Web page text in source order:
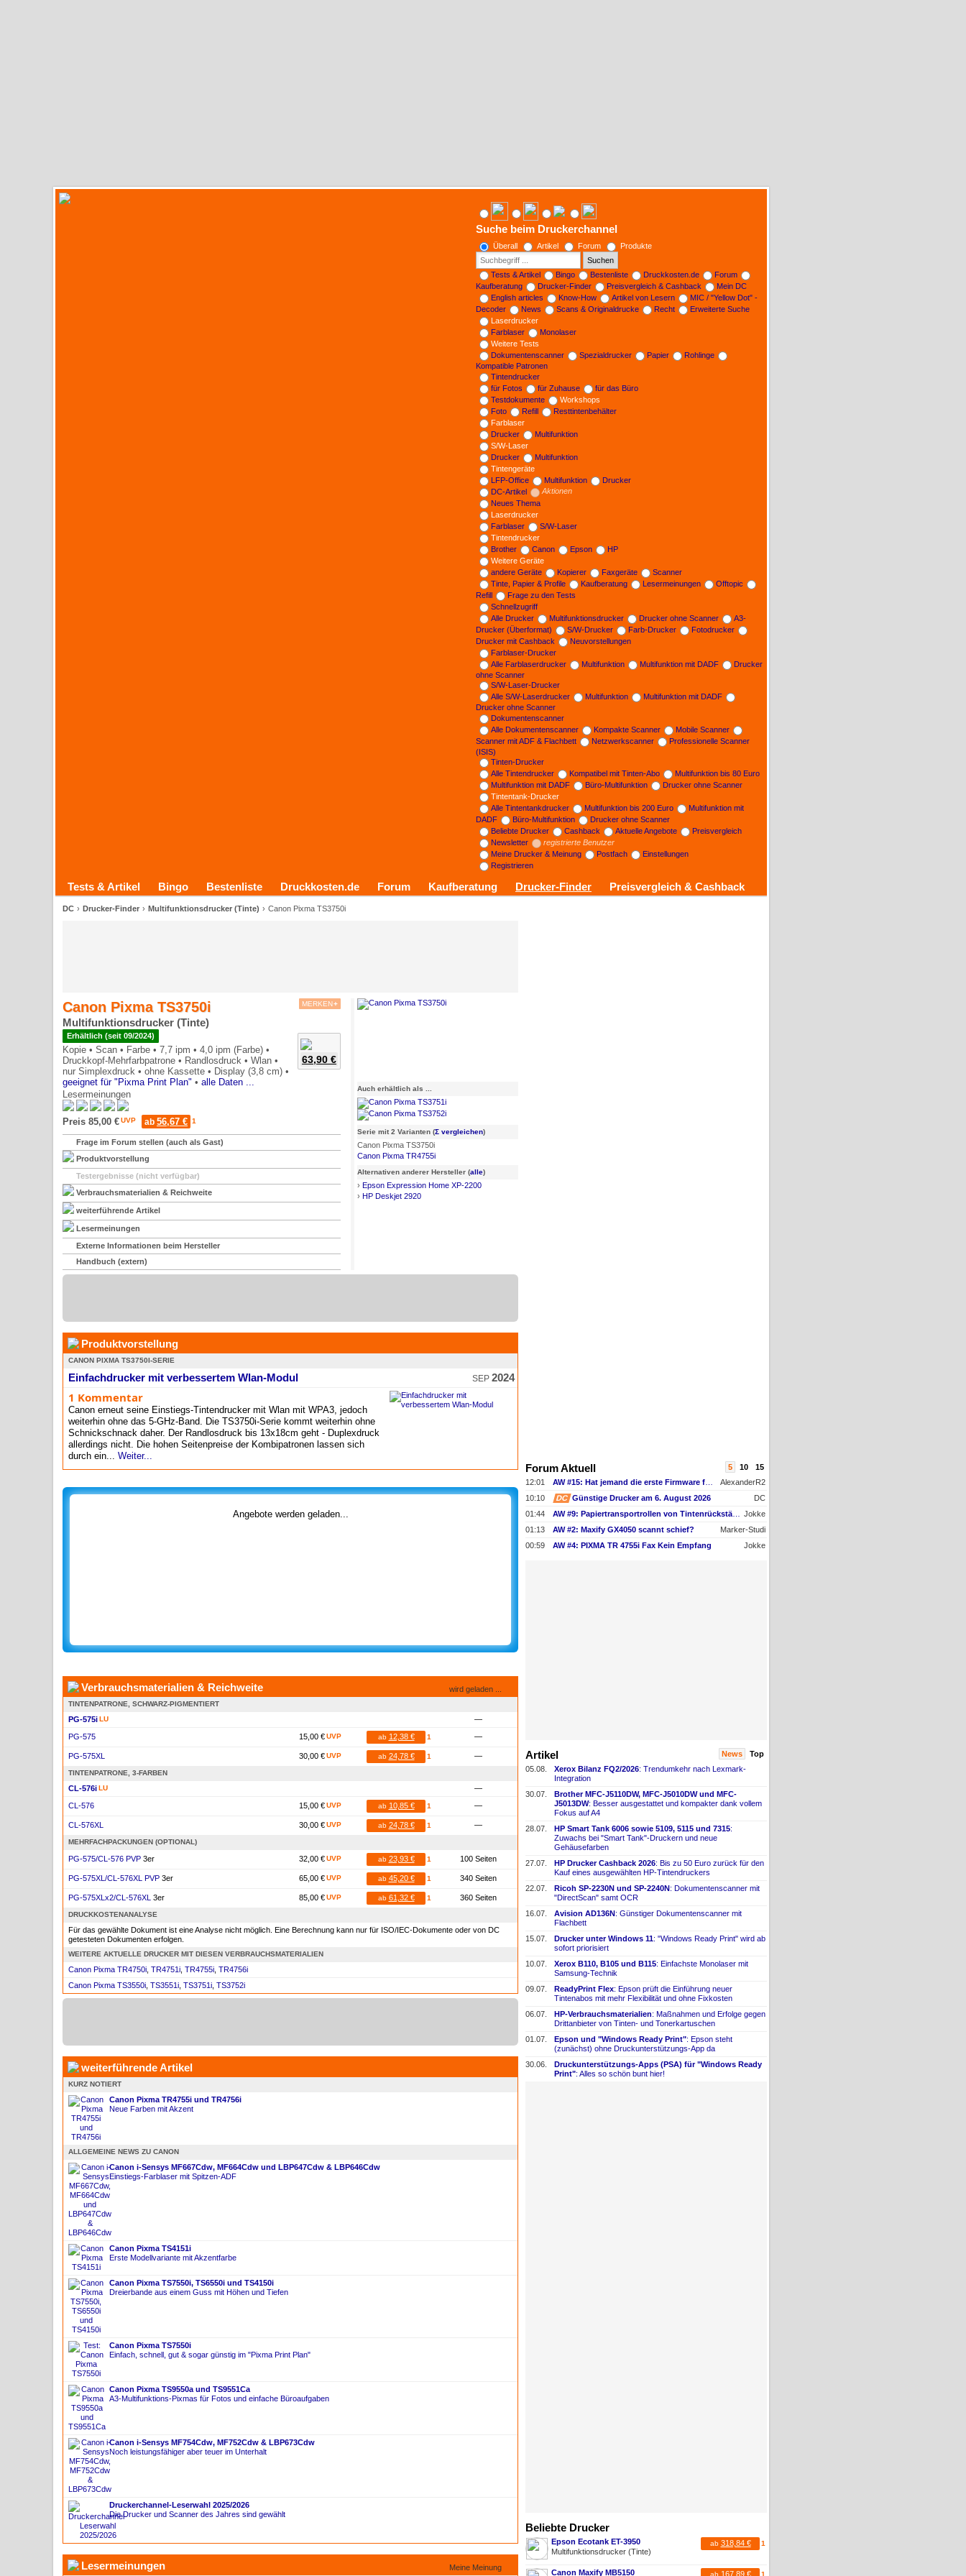
Suche beim Druckerchannel
Überall Artikel Forum
Produkte
Suchen
Tests & Artikel
Bingo Bestenliste Druckkosten.de
Forum
Kaufberatung
Drucker-Finder Preisvergleich & Cashback
Mein DC
English articles
Know-How Artikel von Lesern
MIC / "Yellow Dot" -
Decoder
News Scans & Originaldrucke Recht
Erweiterte Suche
Laserdrucker
Farblaser
Monolaser
Weitere Tests
Dokumentenscanner
Spezialdrucker Papier
Rohlinge
Kompatible Patronen
Tintendrucker
für Fotos
für Zuhause
für das Büro
Testdokumente
Workshops
Foto
Refill
Resttintenbehälter
Farblaser
Drucker
Multifunktion
S/W-Laser
Drucker
Multifunktion
Tintengeräte
LFP-Office
Multifunktion
Drucker
DC-Artikel
Aktionen
Neues Thema
Laserdrucker
Farblaser
S/W-Laser
Tintendrucker
Brother
Canon Epson
HP
Weitere Geräte
andere Geräte
Kopierer Faxgeräte
Scanner
Tinte, Papier & Profile
Kaufberatung Lesermeinungen
Offtopic
Refill
Frage zu den Tests
Schnellzugriff
Alle Drucker
Multifunktionsdrucker Drucker ohne Scanner
A3-
Drucker (Überformat)
S/W-Drucker Farb-Drucker
Fotodrucker
Drucker mit Cashback
Neuvorstellungen
Farblaser-Drucker
Alle Farblaserdrucker
Multifunktion Multifunktion mit DADF
Drucker
ohne Scanner
S/W-Laser-Drucker
Alle S/W-Laserdrucker
Multifunktion
Multifunktion mit DADF
Drucker ohne Scanner
Dokumentenscanner
Alle Dokumentenscanner
Kompakte Scanner
Mobile Scanner
Scanner mit ADF & Flachbett
Netzwerkscanner
Professionelle Scanner
(ISIS)
Tinten-Drucker
Alle Tintendrucker
Kompatibel mit Tinten-Abo
Multifunktion bis 80 Euro
Multifunktion mit DADF
Büro-Multifunktion
Drucker ohne Scanner
Tintentank-Drucker
Alle Tintentankdrucker
Multifunktion bis 200 Euro
Multifunktion mit
DADF
Büro-Multifunktion
Drucker ohne Scanner
Beliebte Drucker
Cashback Aktuelle Angebote
Preisvergleich
Newsletter
registrierte Benutzer
Meine Drucker & Meinung
Postfach
Einstellungen
Registrieren
Tests & Artikel Bingo Bestenliste Druckkosten.de Forum Kaufberatung Drucker-Finder Preisvergleich & Cashback
DC Drucker-Finder Multifunktionsdrucker (Tinte) Canon Pixma TS3750i
MERKEN+
Canon Pixma TS3750i
Multifunktionsdrucker (Tinte)
Erhältlich (seit 09/2024)
63,90 €
Kopie • Scan • Farbe • 7,7 ipm • 4,0 ipm (Farbe) •
Druckkopf-Mehrfarbpatrone • Randlosdruck • Wlan •
nur Simplexdruck • ohne Kassette • Display (3,8 cm) •
geeignet für "Pixma Print Plan" • alle Daten ...
Lesermeinungen
Preis 85,00 €UVP ab 56,67 € 1
Frage im Forum stellen (auch als Gast)
Produktvorstellung
Testergebnisse (nicht verfügbar)
Verbrauchsmaterialien & Reichweite
weiterführende Artikel
Lesermeinungen
Externe Informationen beim Hersteller
Handbuch (extern)
Auch erhältlich als ...
Serie mit 2 Varianten (Σ vergleichen)
Canon Pixma TS3750i
Canon Pixma TR4755i
Alternativen anderer Hersteller (alle)
› Epson Expression Home XP-2200
› HP Deskjet 2920
Produktvorstellung
CANON PIXMA TS3750I-SERIE
Einfachdrucker mit verbessertem Wlan-Modul SEP 2024
1 Kommentar
Canon erneut seine Einstiegs-Tintendrucker mit Wlan mit WPA3, jedoch
weiterhin ohne das 5-GHz-Band. Die TS3750i-Serie kommt weiterhin ohne
Schnickschnack daher. Der Randlosdruck bis 13x18cm geht - Duplexdruck
allerdings nicht. Die hohen Seitenpreise der Kombipatronen lassen sich
durch ein... Weiter...
Angebote werden geladen...
Verbrauchsmaterialien & Reichweite wird geladen ...
TINTENPATRONE, SCHWARZ-PIGMENTIERT
PG-575iLU
—
PG-575
15,00 € UVP ab 12,38 € 1 —
PG-575XL 30,00 € UVP ab 24,78 € 1 —
TINTENPATRONE, 3-FARBEN
CL-576iLU
—
CL-576
15,00 € UVP ab 10,85 € 1 —
CL-576XL 30,00 € UVP ab 24,78 € 1 —
MEHRFACHPACKUNGEN (OPTIONAL)
PG-575/CL-576 PVP 3er 32,00 € UVP ab 23,93 € 1 100 Seiten
PG-575XL/CL-576XL PVP 3er 65,00 € UVP ab 45,20 € 1 340 Seiten
PG-575XLx2/CL-576XL 3er 85,00 € UVP ab 61,32 € 1 360 Seiten
DRUCKKOSTENANALYSE
Für das gewählte Dokument ist eine Analyse nicht möglich. Eine Berechnung kann nur für ISO/IEC-Dokumente oder von DC
getesteten Dokumenten erfolgen.
WEITERE AKTUELLE DRUCKER MIT DIESEN VERBRAUCHSMATERIALIEN
Canon Pixma TR4750i TR4751i TR4755i TR4756i
Canon Pixma TS3550i TS3551i TS3751i TS3752i
weiterführende Artikel
KURZ NOTIERT
Canon Pixma TR4755i und TR4756i
Neue Farben mit Akzent
ALLGEMEINE NEWS ZU CANON
Canon i-Sensys MF667Cdw, MF664Cdw und LBP647Cdw & LBP646Cdw
Einstiegs-Farblaser mit Spitzen-ADF
Canon Pixma TS4151i
Erste Modellvariante mit Akzentfarbe
Canon Pixma TS7550i, TS6550i und TS4150i
Dreierbande aus einem Guss mit Höhen und Tiefen
Canon Pixma TS7550i
Einfach, schnell, gut & sogar günstig im "Pixma Print Plan"
Canon Pixma TS9550a und TS9551Ca
A3-Multifunktions-Pixmas für Fotos und einfache Büroaufgaben
Canon i-Sensys MF754Cdw, MF752Cdw & LBP673Cdw
Noch leistungsfähiger aber teuer im Unterhalt
Druckerchannel-Leserwahl 2025/2026
Die Drucker und Scanner des Jahres sind gewählt
Lesermeinungen Meine Meinung
Forum Aktuell 5 10
15
12:01
AW #15: Hat jemand die erste Firmware für ein Downgrade?
AlexanderR2
10:10
DC Günstige Drucker am 6. August 2026
DC
01:44
AW #9: Papiertransportrollen von Tintenrückständen befreien, aber womit? Jokke
01:13
AW #2: Maxify GX4050 scannt schief?
Marker-Studi
00:59
AW #4: PIXMA TR 4755i Fax Kein Empfang Jokke
Artikel News
Top
05.08.
Xerox Bilanz FQ2/2026: Trendumkehr nach Lexmark-
Integration
30.07.
Brother MFC-​J5110DW, MFC-​J5010DW und MFC-
J5013DW: Besser ausgestattet und kompakter dank vollem
Fokus auf A4
28.07.
HP Smart Tank 6006 sowie 5109, 5115 und 7315:
Zuwachs bei "Smart Tank"-​Druckern und neue
Gehäusefarben
27.07.
HP Drucker Cashback 2026: Bis zu 50 Euro zurück für den
Kauf eines ausgewählten HP-​Tintendruckers
22.07.
Ricoh SP-​2230N und SP-​2240N : Dokumentenscanner mit
"DirectScan" samt OCR
16.07.
Avision AD136N : Günstiger Dokumentenscanner mit
Flachbett
15.07.
Drucker unter Windows 11: "Windows Ready Print" wird ab
sofort priorisiert
10.07.
Xerox B110, B105 und B115: Einfachste Monolaser mit
Samsung-​Technik
09.07.
ReadyPrint Flex: Epson prüft die Einführung neuer
Tintenabos mit mehr Flexibilität und ohne Fixkosten
06.07.
HP-​Verbrauchsmaterialien: Maßnahmen und Erfolge gegen
Drittanbieter von Tinten- ​ und Tonerkartuschen
01.07.
Epson und "Windows Ready Print": Epson steht
(zunächst) ohne Druckunterstützungs-​App da
30.06.
Druckunterstützungs-​Apps (PSA) für "Windows Ready
Print": Alles so schön bunt hier!
Beliebte Drucker
ab 318,84 € 1
Epson Ecotank ET-3950
Multifunktionsdrucker (Tinte)
Canon Maxify MB5150